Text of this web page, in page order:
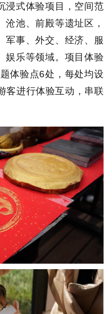
浸式体验项目，空间范
池、前殿等遗址区，
军事、外交、经济、服
娱乐等领域。项目体验
体验点6处，每处均设
客进行体验互动，串联